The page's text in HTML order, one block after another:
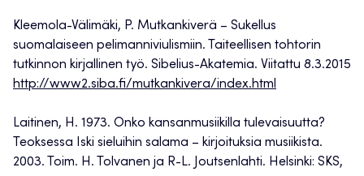
Kleemola-Välimäki, P. Mutkankiverä – Sukellus
suomalaiseen pelimanniviulismiin. Taiteellisen tohtorin
tutkinnon kirjallinen työ. Sibelius-Akatemia. Viitattu 8.3.2015
http://www2.siba.fi/mutkankivera/index.html
Laitinen, H. 1973. Onko kansanmusiikilla tulevaisuutta?
Teoksessa Iski sieluihin salama – kirjoituksia musiikista.
2003. Toim. H. Tolvanen ja R-L. Joutsenlahti. Helsinki: SKS,